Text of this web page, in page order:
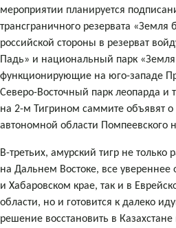
мероприятии планируется
трансграничного резервата
российской стороны в резерват
Падь» и национальный парк
функционирующие на юго-западе
Северо-Восточный парк леопарда и
на 2-м Тигрином саммите объявят о
автономной области Помпеевского
В-третьих, амурский тигр не только
на Дальнем Востоке, все
и Хабаровском крае, так и в
области, но и готовится к далеко
решение восстановить в